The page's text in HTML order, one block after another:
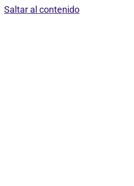
Saltar al contenido